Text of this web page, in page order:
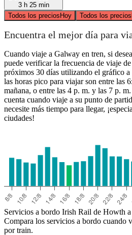
3 h 25 min
Todos los preciosHoy Todos los precios
Encuentra el mejor día para
Cuando viaje a Galway en tren, si
puede verificar la frecuencia de viaje
próximos 30 días utilizando el gráfico
las horas pico para viajar son entre las
mañana, o entre las 4 p. m. y las 7 p.
cuenta cuando viaje a su punto de
necesite más tiempo para llegar,
ciudades!
Servicios a bordo Irish Rail de Howth
Compara los servicios a bordo cuando
por train.